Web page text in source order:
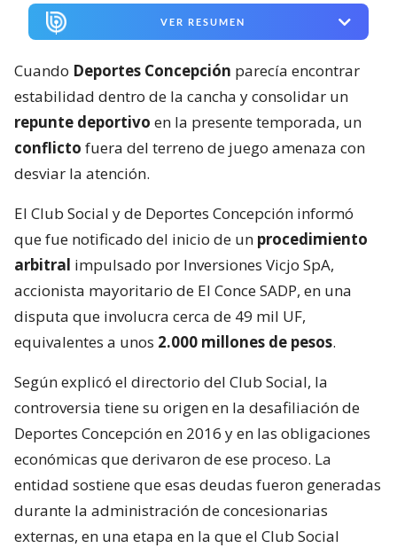
VER RESUMEN
Cuando Deportes Concepción parecía encontrar
estabilidad dentro de la cancha y consolidar un
repunte deportivo en la presente temporada, un
conflicto fuera del terreno de juego amenaza con
desviar la atención.
El Club Social y de Deportes Concepción informó
que fue notificado del inicio de un procedimiento
arbitral impulsado por Inversiones Vicjo SpA,
accionista mayoritario de El Conce SADP, en una
disputa que involucra cerca de 49 mil UF,
equivalentes a unos 2.000 millones de pesos.
Según explicó el directorio del Club Social, la
controversia tiene su origen en la desafiliación de
Deportes Concepción en 2016 y en las obligaciones
económicas que derivaron de ese proceso. La
entidad sostiene que esas deudas fueron generadas
durante la administración de concesionarias
externas, en una etapa en la que el Club Social